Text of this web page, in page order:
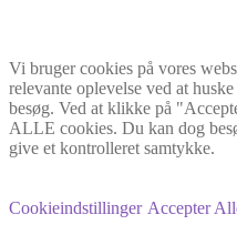
Vi bruger cookies på vores
relevante oplevelse ved at
besøg. Ved at klikke på
ALLE cookies. Du kan dog
give et kontrolleret samtykke.
Cookieindstillinger Accepter